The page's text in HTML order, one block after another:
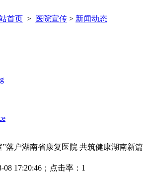
首页 > 医院宣传 > 新闻动态
落户湖南省康复医院 共筑健康湖南新篇
08 17:20:46 ；点击率： 1